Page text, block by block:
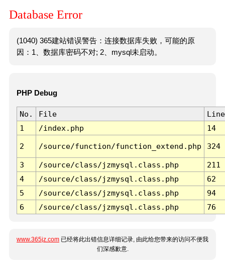
Database Error
(1040) 365建站错误警告：连接数据库失败，可能的原
因：1、数据库密码不对; 2、mysql未启动。
PHP Debug
No. File
Line
1
/index.php 14
2 /source/function/function_extend.php 324
3 /source/class/jzmysql.class.php
211
4
/source/class/jzmysql.class.php
62
5
/source/class/jzmysql.class.php
94
6
/source/class/jzmysql.class.php 76
www.365jz.com 已经将此出错信息详细记录, 由此给您带来的访问不便我
们深感歉意.